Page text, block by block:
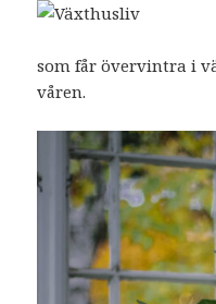
som får övervintra i
våren.